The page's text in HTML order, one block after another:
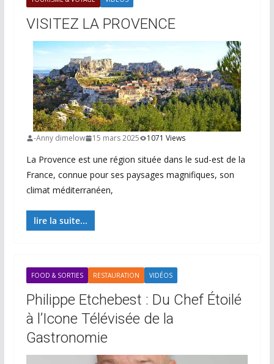
VISITEZ LA PROVENCE
-Anny dimelow 15 mars 2025 1071 Views
La Provence est une région située dans le sud-est de la
France, connue pour ses paysages magnifiques, son
climat méditerranéen,
lire la suite...
FOOD & SORTIES RESTAURATION VIDÉOS
Philippe Etchebest : Du Chef Étoilé
à l’Icone Télévisée de la
Gastronomie